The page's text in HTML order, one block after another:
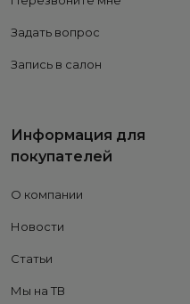
Задать вопрос
Запись в салон
Информация для
покупателей
О компании
Новости
Статьи
Мы на ТВ